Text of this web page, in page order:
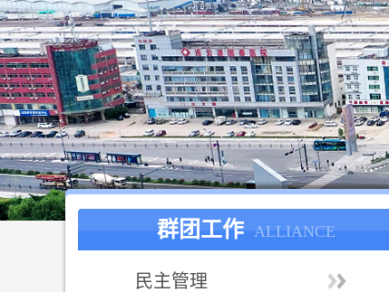
群团工作 ALLIANCE
民主管理